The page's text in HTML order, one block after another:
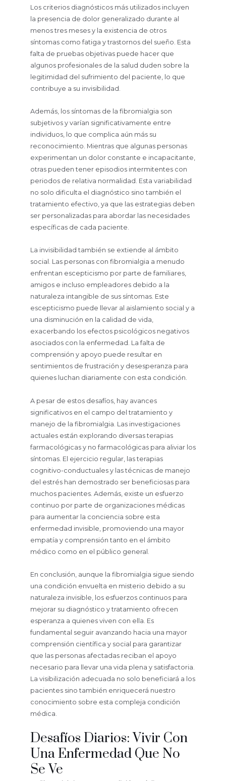
Los criterios diagnósticos más utilizados incluyen
la presencia de dolor generalizado durante al
menos tres meses y la existencia de otros
síntomas como fatiga y trastornos del sueño. Esta
falta de pruebas objetivas puede hacer que
algunos profesionales de la salud duden sobre la
legitimidad del sufrimiento del paciente, lo que
contribuye a su invisibilidad.
Además, los síntomas de la fibromialgia son
subjetivos y varían significativamente entre
individuos, lo que complica aún más su
reconocimiento. Mientras que algunas personas
experimentan un dolor constante e incapacitante,
otras pueden tener episodios intermitentes con
periodos de relativa normalidad. Esta variabilidad
no solo dificulta el diagnóstico sino también el
tratamiento efectivo, ya que las estrategias deben
ser personalizadas para abordar las necesidades
específicas de cada paciente.
La invisibilidad también se extiende al ámbito
social. Las personas con fibromialgia a menudo
enfrentan escepticismo por parte de familiares,
amigos e incluso empleadores debido a la
naturaleza intangible de sus síntomas. Este
escepticismo puede llevar al aislamiento social y a
una disminución en la calidad de vida,
exacerbando los efectos psicológicos negativos
asociados con la enfermedad. La falta de
comprensión y apoyo puede resultar en
sentimientos de frustración y desesperanza para
quienes luchan diariamente con esta condición.
A pesar de estos desafíos, hay avances
significativos en el campo del tratamiento y
manejo de la fibromialgia. Las investigaciones
actuales están explorando diversas terapias
farmacológicas y no farmacológicas para aliviar los
síntomas. El ejercicio regular, las terapias
cognitivo-conductuales y las técnicas de manejo
del estrés han demostrado ser beneficiosas para
muchos pacientes. Además, existe un esfuerzo
continuo por parte de organizaciones médicas
para aumentar la conciencia sobre esta
enfermedad invisible, promoviendo una mayor
empatía y comprensión tanto en el ámbito
médico como en el público general.
En conclusión, aunque la fibromialgia sigue siendo
una condición envuelta en misterio debido a su
naturaleza invisible, los esfuerzos continuos para
mejorar su diagnóstico y tratamiento ofrecen
esperanza a quienes viven con ella. Es
fundamental seguir avanzando hacia una mayor
comprensión científica y social para garantizar
que las personas afectadas reciban el apoyo
necesario para llevar una vida plena y satisfactoria.
La visibilización adecuada no solo beneficiará a los
pacientes sino también enriquecerá nuestro
conocimiento sobre esta compleja condición
médica.
Desafíos Diarios: Vivir Con
Una Enfermedad Que No
Se Ve